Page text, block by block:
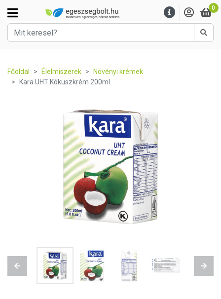
0
Főoldal Élelmiszerek
Növényi krémek
Kara UHT Kókuszkrém 200ml
Previous Next